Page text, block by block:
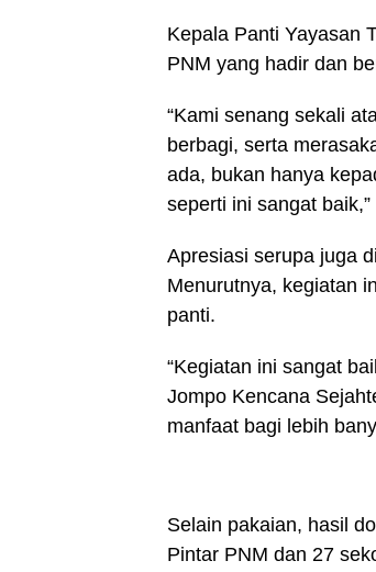
Kepala Panti Yayasan
PNM yang hadir dan
“Kami senang sekali
berbagi, serta
ada, bukan hanya
seperti ini sangat
Apresiasi serupa juga
Menurutnya, kegiatan
panti.
“Kegiatan ini sangat
Jompo Kencana
manfaat bagi lebih
Selain pakaian, hasil
Pintar PNM dan 27